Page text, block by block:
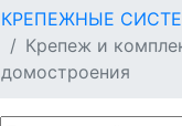
КРЕПЕЖНЫЕ
Крепеж и
домостроения